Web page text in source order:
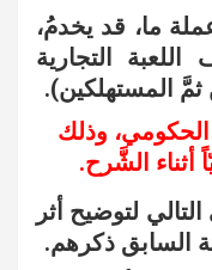
ما، قد يخدمُ،
التجارية
المستهلكين).
الحكومي، وذلك
أثناء الشَّرح.
لتوضيح أثر
السابق ذكرهم.